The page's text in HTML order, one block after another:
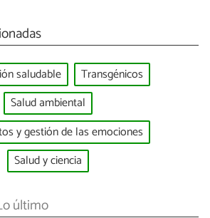
saludable
Transgénicos
Salud ambiental
y gestión de las emociones
Salud y ciencia
último